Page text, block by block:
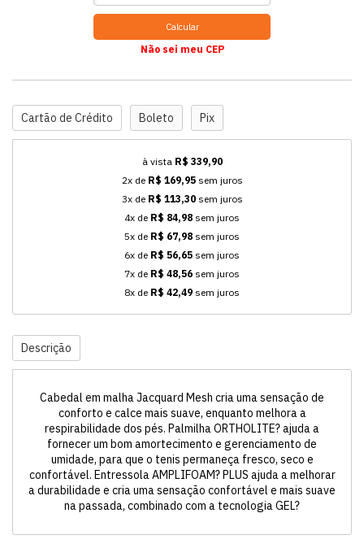
Calcular
Não sei meu CEP
Cartão de Crédito Boleto Pix
à vista R$ 339,90
2x de R$ 169,95sem juros
3x de R$ 113,30sem juros
4x de R$ 84,98 sem juros
5x de R$ 67,98 sem juros
6x de R$ 56,65 sem juros
7x de R$ 48,56 sem juros
8x de R$ 42,49 sem juros
Descrição
Cabedal em malha Jacquard Mesh cria uma sensação de
conforto e calce mais suave, enquanto melhora a
respirabilidade dos pés. Palmilha ORTHOLITE? ajuda a
fornecer um bom amortecimento e gerenciamento de
umidade, para que o tenis permaneça fresco, seco e
confortável. Entressola AMPLIFOAM? PLUS ajuda a melhorar
a durabilidade e cria uma sensação confortável e mais suave
na passada, combinado com a tecnologia GEL?